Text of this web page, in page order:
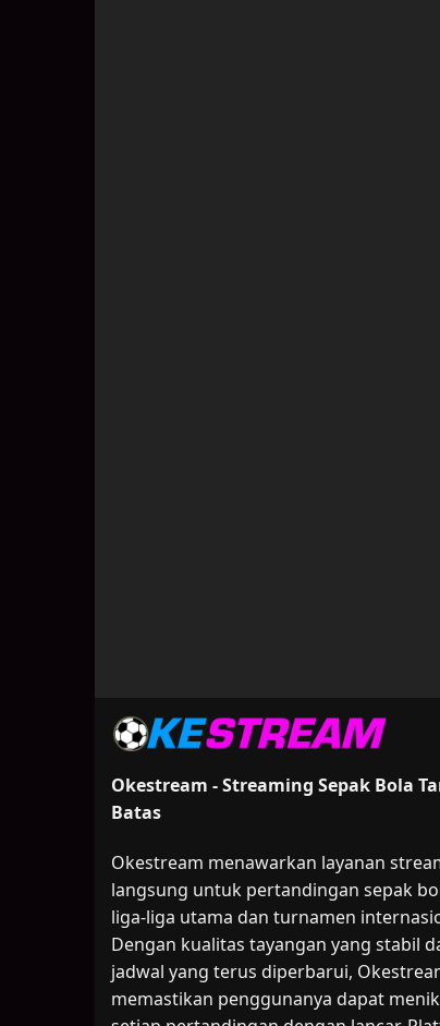
Okestream - Streaming Sepak Bola
Batas
Okestream menawarkan layanan
langsung untuk pertandingan sepak
liga-liga utama dan turnamen
Dengan kualitas tayangan yang stabil
jadwal yang terus diperbarui,
memastikan penggunanya dapat